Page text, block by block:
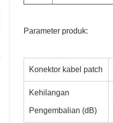
Parameter produk:
Konektor kabel patch
Kehilangan
Pengembalian (dB)